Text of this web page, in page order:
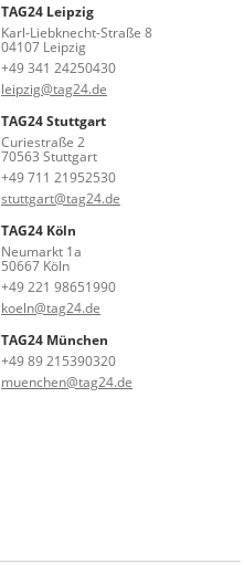
TAG24 Leipzig
Karl-Liebknecht-Straße 8
04107 Leipzig
+49 341 24250430
leipzig@tag24.de
TAG24 Stuttgart
Curiestraße 2
70563 Stuttgart
+49 711 21952530
stuttgart@tag24.de
TAG24 Köln
Neumarkt 1a
50667 Köln
+49 221 98651990
koeln@tag24.de
TAG24 München
+49 89 215390320
muenchen@tag24.de